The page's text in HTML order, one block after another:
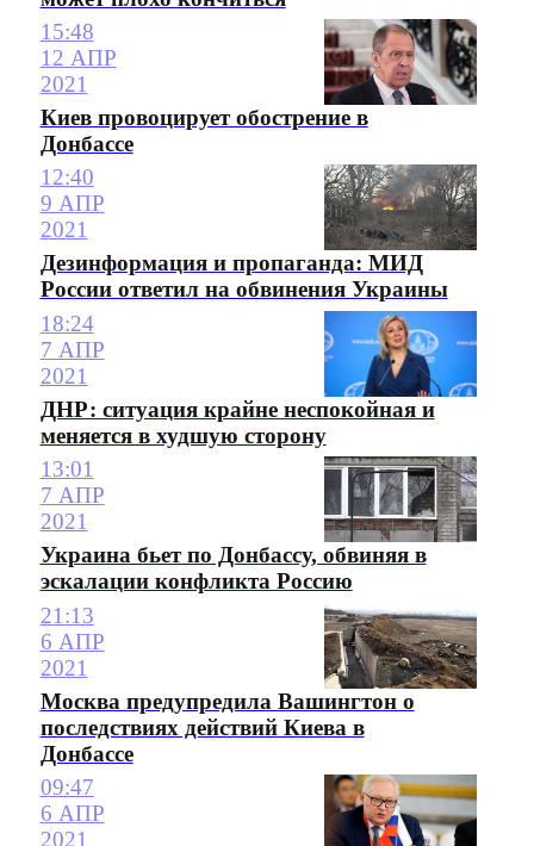
15:48
12 АПР
2021
Киев провоцирует обострение в
Донбассе
12:40
9 АПР
2021
Дезинформация и пропаганда: МИД
России ответил на обвинения Украины
18:24
7 АПР
2021
ДНР: ситуация крайне неспокойная и
меняется в худшую сторону
13:01
7 АПР
2021
Украина бьет по Донбассу, обвиняя в
эскалации конфликта Россию
21:13
6 АПР
2021
Москва предупредила Вашингтон о
последствиях действий Киева в
Донбассе
09:47
6 АПР
2021